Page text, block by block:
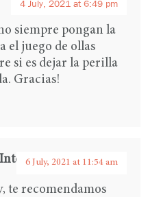
4 July, 2021 at 6:49 pm
siempre pongan la
el juego de ollas
si es dejar la perilla
Gracias!
International says:
6 July, 2021 at 11:54 am
te recomendamos